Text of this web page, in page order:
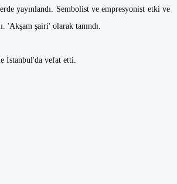
yayınlandı. Sembolist ve empresyonist etki ve
'Akşam şairi' olarak tanındı.
İstanbul'da vefat etti.